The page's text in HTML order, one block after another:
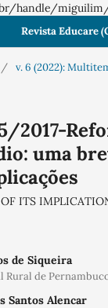
handle/
Revista Educare
/ v. 6 (2022):
2017-
uma
ITS
de Siqueira
Rural de
Santos Alencar